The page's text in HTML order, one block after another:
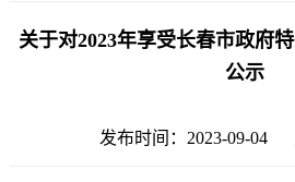
关于对2023年享受长春市政府
公示
发布时间：2023-09-04